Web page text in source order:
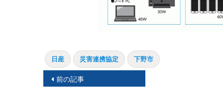
日産 災害連携協定 下野市
投前の記事